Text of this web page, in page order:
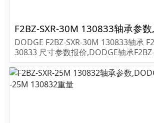
DODGE F2BZ-SXR-30M 130833轴承
30833 尺寸参数报价,DODGE轴承